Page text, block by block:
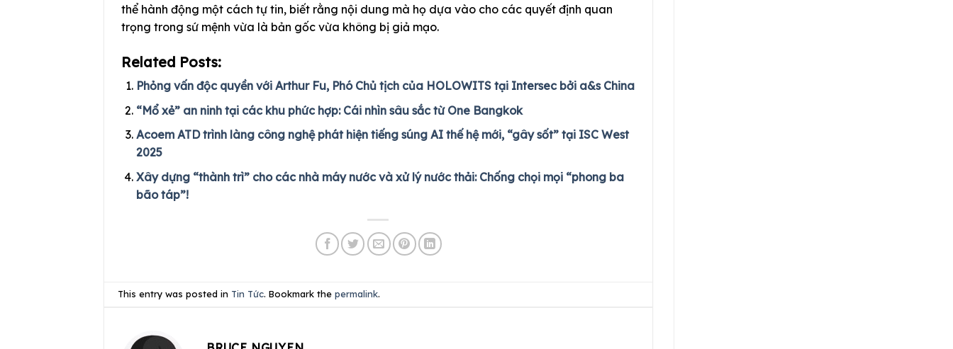
thể hành động một cách tự tin, biết rằng nội dung mà họ dựa vào cho các quyết định quan
trọng trong sứ mệnh vừa là bản gốc vừa không bị giả mạo.
Related Posts:
Phỏng vấn độc quyền với Arthur Fu, Phó Chủ tịch của HOLOWITS tại Intersec bởi a&s China
“Mổ xẻ” an ninh tại các khu phức hợp: Cái nhìn sâu sắc từ One Bangkok
Acoem ATD trình làng công nghệ phát hiện tiếng súng AI thế hệ mới, “gây sốt” tại ISC West
2025
Xây dựng “thành trì” cho các nhà máy nước và xử lý nước thải: Chống chọi mọi “phong ba
bão táp”!
This entry was posted in Tin Tức. Bookmark thepermalink.